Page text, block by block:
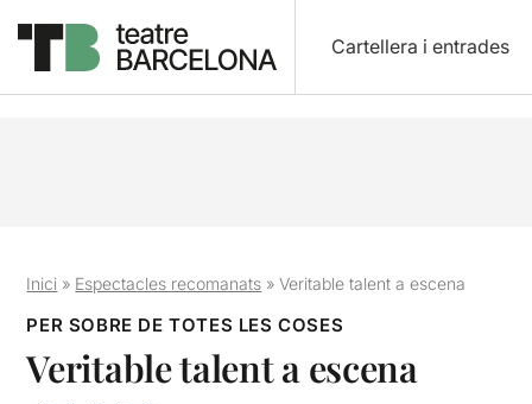
Cartellera i entrades
Inici » Espectacles recomanats »Veritable talent a escena
PER SOBRE DE TOTES LES COSES
Veritable talent a escena